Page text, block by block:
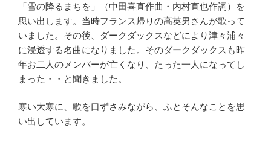
「雪の降るまちを」（中田喜直作曲・内村直也作詞）を
思い出します。当時フランス帰りの高英男さんが歌って
いました。その後、ダークダックスなどにより津々浦々
に浸透する名曲になりました。そのダークダックスも昨
年お二人のメンバーが亡くなり、たった一人になってし
まった・・と聞きました。
寒い大寒に、歌を口ずさみながら、ふとそんなことを思
い出しています。